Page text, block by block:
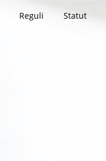
Reguli Statut